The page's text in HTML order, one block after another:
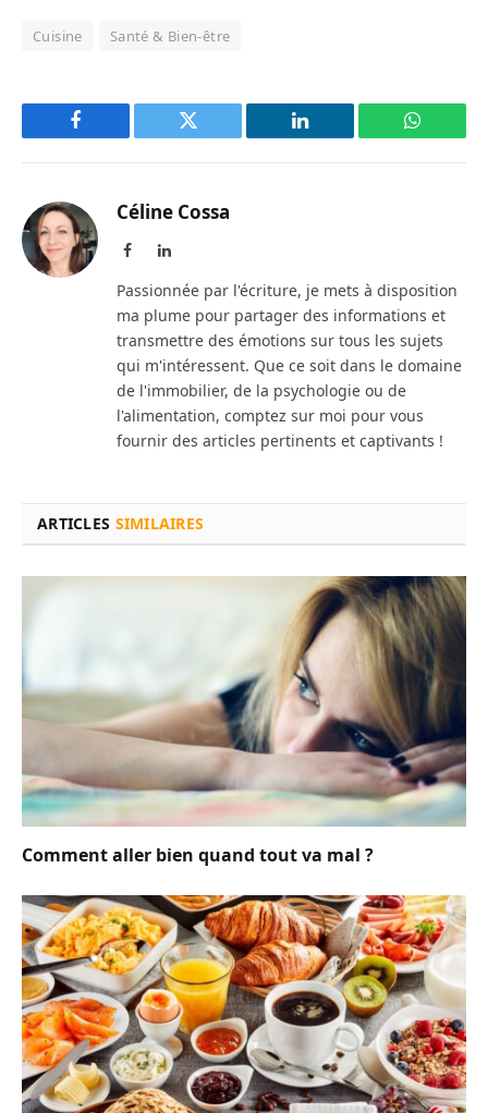
Cuisine Santé & Bien-être
Facebook Twitter LinkedIn
Céline Cossa
FacebookLinkedIn
Passionnée par l'écriture, je mets à disposition
ma plume pour partager des informations et
transmettre des émotions sur tous les sujets
qui m'intéressent. Que ce soit dans le domaine
de l'immobilier, de la psychologie ou de
l'alimentation, comptez sur moi pour vous
fournir des articles pertinents et captivants !
ARTICLES SIMILAIRES
Comment aller bien quand tout va mal ?